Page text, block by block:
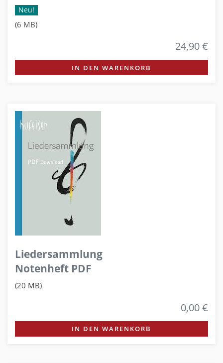
Neu!
(6 MB)
24,90 €
IN DEN WARENKORB
Liedersammlung
Notenheft PDF
(20 MB)
0,00 €
IN DEN WARENKORB